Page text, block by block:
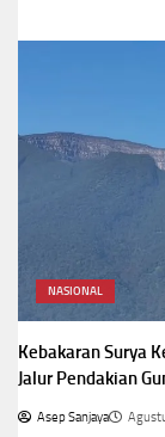
NASIONAL
Kebakaran Surya
Jalur Pendakian
Asep Sanjaya